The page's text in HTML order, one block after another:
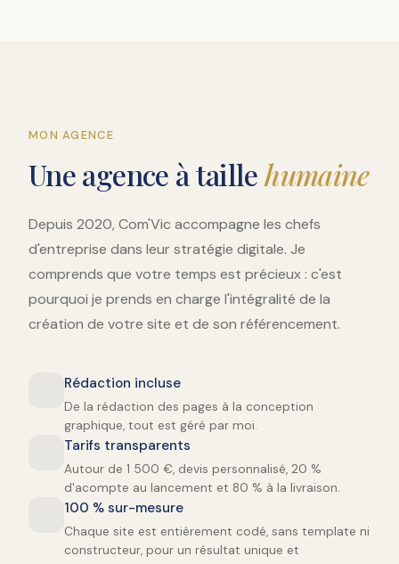
MON AGENCE
Une agence à taillehumaine
Depuis 2020, Com'Vic accompagne les chefs
d'entreprise dans leur stratégie digitale. Je
comprends que votre temps est précieux : c'est
pourquoi je prends en charge l'intégralité de la
création de votre site et de son référencement.
Rédaction incluse
De la rédaction des pages à la conception
graphique, tout est géré par moi.
Tarifs transparents
Autour de 1 500 €, devis personnalisé, 20 %
d'acompte au lancement et 80 % à la livraison.
100 % sur-mesure
Chaque site est entièrement codé, sans template ni
constructeur, pour un résultat unique et